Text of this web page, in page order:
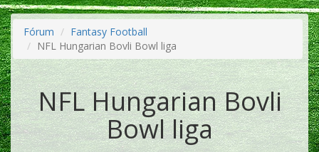
Fórum
Fantasy Football
NFL Hungarian Bovli Bowl liga
NFL Hungarian Bovli
Bowl liga